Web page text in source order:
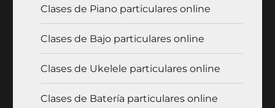
Clases de Piano particulares online
Clases de Bajo particulares online
Clases de Ukelele particulares online
Clases de Batería particulares online